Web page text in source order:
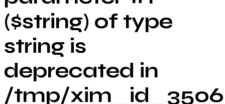
($string) of type
string is
deprecated in
/tmp/